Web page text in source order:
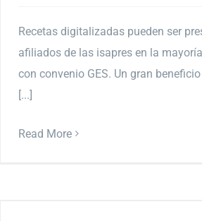
Recetas digitalizadas pueden ser
afiliados de las isapres en la
con convenio GES. Un gran
[...]
Read More